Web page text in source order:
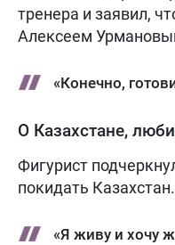
тренера и заявил,
Алексеем
«Конечно,
О Казахстане,
Фигурист
покидать Казахстан.
«Я живу и хочу